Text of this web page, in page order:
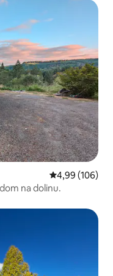
„Odabrali gosti”
Prosječna
4,99 (106)
na dolinu.